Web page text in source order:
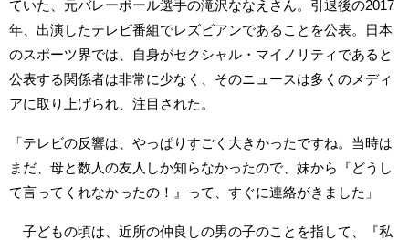
ていた、元バレーボール選手の滝沢ななえさん。引退後の2017
年、出演したテレビ番組でレズビアンであることを公表。日本
のスポーツ界では、自身がセクシャル・マイノリティであると
公表する関係者は非常に少なく、そのニュースは多くのメディ
アに取り上げられ、注目された。
「テレビの反響は、やっぱりすごく大きかったですね。当時は
まだ、母と数人の友人しか知らなかったので、妹から『どうし
て言ってくれなかったの！』って、すぐに連絡がきました」
子どもの頃は、近所の仲良しの男の子のことを指して、『私